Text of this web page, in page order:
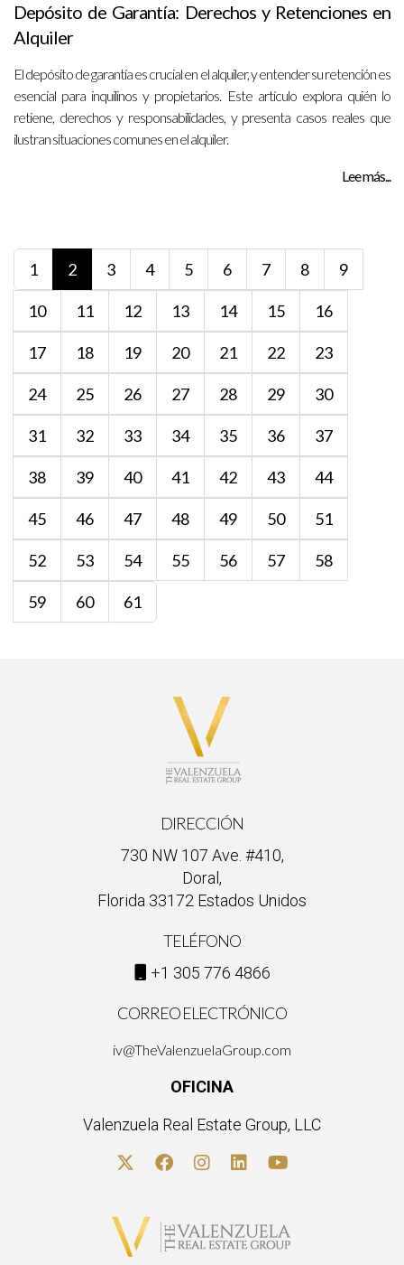
Depósito de Garantía: Derechos y Retenciones en
Alquiler
El depósito de garantía es crucial en el alquiler, y entender su retención es
esencial para inquilinos y propietarios. Este artículo explora quién lo
retiene, derechos y responsabilidades, y presenta casos reales que
ilustran situaciones comunes en el alquiler.
Lee más...
1 2 3 4 5 6 7 8 9
10 11 12 13 14 15 16
17 18 19 20 21 22 23
24 25 26 27 28 29 30
31 32 33 34 35 36 37
38 39 40 41 42 43 44
45 46 47 48 49 50 51
52 53 54 55 56 57 58
59 60 61
DIRECCIÓN
730 NW 107 Ave. #410,
Doral,
Florida 33172 Estados Unidos
TELÉFONO
+1 305 776 4866
CORREO ELECTRÓNICO
iv@TheValenzuelaGroup.com
OFICINA
Valenzuela Real Estate Group, LLC